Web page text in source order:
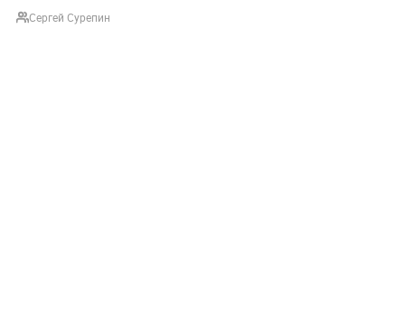
Сергей Сурепин